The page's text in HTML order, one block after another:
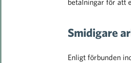
Smidigare
Enligt förbunden